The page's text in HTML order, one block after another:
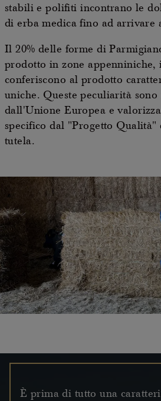
stabili e polifiti incontrano le
di erba medica fino ad arrivare
Il 20% delle forme di
prodotto in zone appenniniche,
conferiscono al prodotto
uniche. Queste peculiarità sono
dall'Unione Europea e
specifico dal "Progetto
tutela.
È prima di tutto una